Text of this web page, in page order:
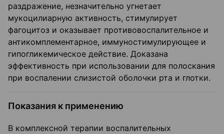
раздражение, незначительно угнетает
мукоцилиарную активность, стимулирует
фагоцитоз и оказывает противовоспалительное и
антикомплементарное, иммуностимулирующее и
гипогликемическое действие. Доказана
эффективность при использовании для полоскания
при воспалении слизистой оболочки рта и глотки.
Показания к применению
В комплексной терапии воспалительных